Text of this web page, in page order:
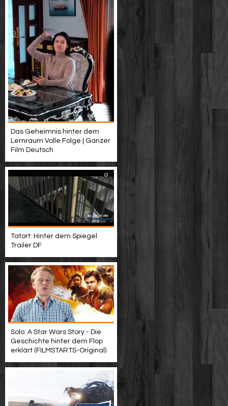
Das Geheimnis hinter dem
Lernraum Volle Folge | Ganzer
Film Deutsch
Tatort: Hinter dem Spiegel
Trailer DF
Solo: A Star Wars Story - Die
Geschichte hinter dem Flop
erklärt (FILMSTARTS-Original)